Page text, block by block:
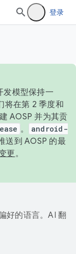
登录
发模型保持一
将在第 2 季度和
AOSP 并为其贡
。
android-
送到 AOSP 的最
更。
好的语言。AI 翻